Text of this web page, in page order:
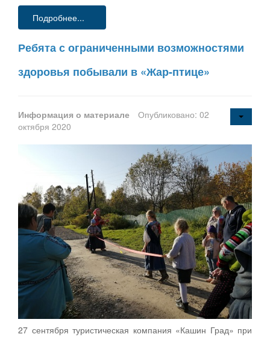
Подробнее...
Ребята с ограниченными возможностями
здоровья побывали в «Жар-птице»
Информация о материале
Опубликовано: 02
октября 2020
27 сентября туристическая компания «Кашин Град» при